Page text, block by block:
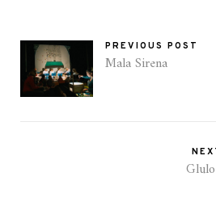
PREVIOUS POST
Mala Sirena